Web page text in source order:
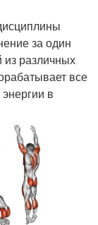
за один
из различных
все
в